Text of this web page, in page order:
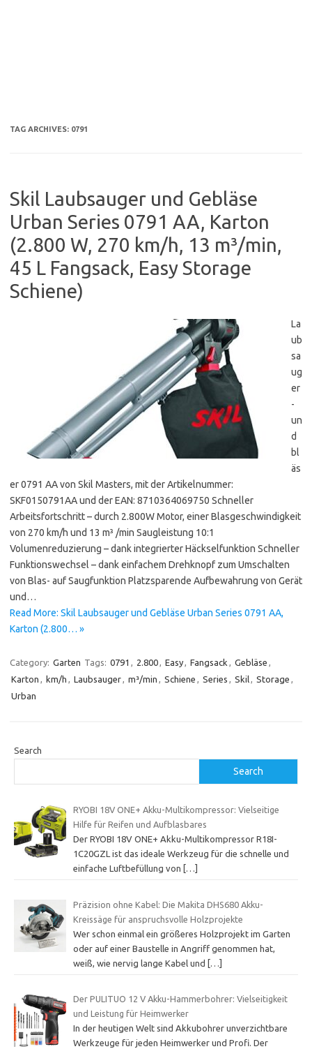
TAG ARCHIVES: 0791
Skil Laubsauger und Gebläse
Urban Series 0791 AA, Karton
(2.800 W, 270 km/h, 13 m³/min,
45 L Fangsack, Easy Storage
Schiene)
La
ub
sa
ug
er
-
un
d
bl
äs
er 0791 AA von Skil Masters, mit der Artikelnummer:
SKF0150791AA und der EAN: 8710364069750 Schneller
Arbeitsfortschritt – durch 2.800W Motor, einer Blasgeschwindigkeit
von 270 km/h und 13 m³ /min Saugleistung 10:1
Volumenreduzierung – dank integrierter Häckselfunktion Schneller
Funktionswechsel – dank einfachem Drehknopf zum Umschalten
von Blas- auf Saugfunktion Platzsparende Aufbewahrung von Gerät
und…
Read More: Skil Laubsauger und Gebläse Urban Series 0791 AA,
Karton (2.800… »
Category: Garten Tags: 0791 , 2.800, Easy, Fangsack , Gebläse ,
Karton , km/h , Laubsauger, m³/min , Schiene , Series , Skil, Storage ,
Urban
Search
Search
RYOBI 18V ONE+ Akku-Multikompressor: Vielseitige
Hilfe für Reifen und Aufblasbares
Der RYOBI 18V ONE+ Akku-Multikompressor R18I-
1C20GZL ist das ideale Werkzeug für die schnelle und
einfache Luftbefüllung von
[…]
Präzision ohne Kabel: Die Makita DHS680 Akku-
Kreissäge für anspruchsvolle Holzprojekte
Wer schon einmal ein größeres Holzprojekt im Garten
oder auf einer Baustelle in Angriff genommen hat,
weiß, wie nervig lange Kabel und […]
Der PULITUO 12 V Akku-Hammerbohrer: Vielseitigkeit
und Leistung für Heimwerker
In der heutigen Welt sind Akkubohrer unverzichtbare
Werkzeuge für jeden Heimwerker und Profi. Der